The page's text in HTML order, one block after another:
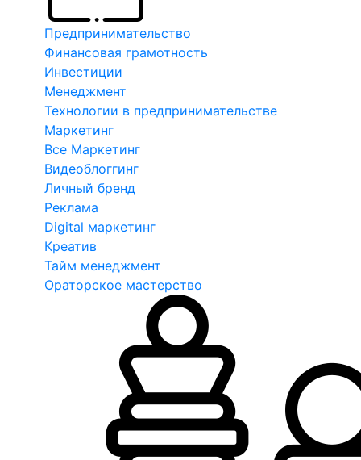
Предпринимательство
Финансовая грамотность
Инвестиции
Менеджмент
Технологии в предпринимательстве
Маркетинг
Все Маркетинг
Видеоблоггинг
Личный бренд
Реклама
Digital маркетинг
Креатив
Тайм менеджмент
Ораторское мастерство